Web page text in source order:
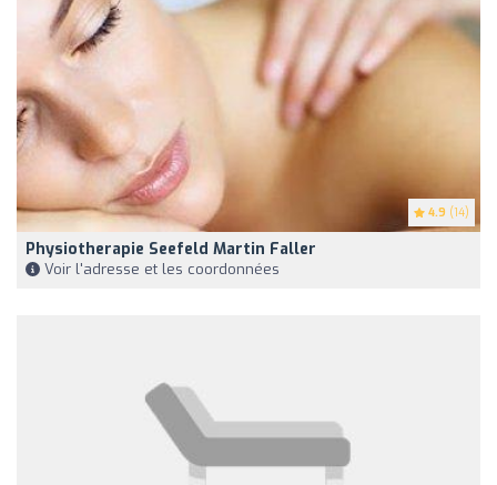
4.9 (14)
Physiotherapie Seefeld Martin Faller
Voir l'adresse et les coordonnées